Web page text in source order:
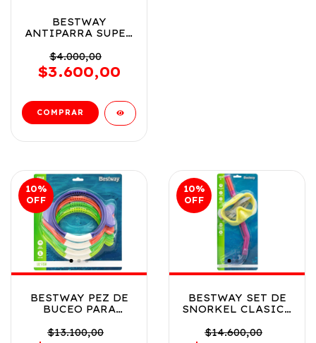
BESTWAY
ANTIPARRA SUPER
A 14 ANOS VR4
21048 AMARILLO
$4.000,00
$3.600,00
10%
OFF
BESTWAY PEZ DE
BUCEO PARA
26009
$13.100,00
10%
OFF
BESTWAY SET DE
SNORKEL CLASICO
24036 SET
$14.600,00